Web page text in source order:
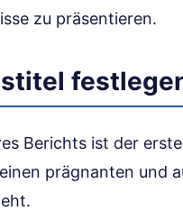
zu präsentieren.
Berichts ist der
prägnanten und